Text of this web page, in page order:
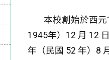
本校創始於西元
1945年）12 月 12
年（民國 52 年）8